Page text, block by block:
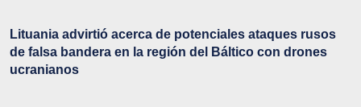
Lituania advirtió acerca de potenciales ataques rusos
de falsa bandera en la región del Báltico con drones
ucranianos